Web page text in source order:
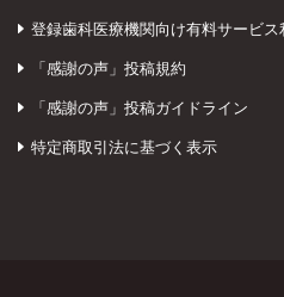
登録歯科医療機関向け有料サービス
「感謝の声」投稿規約
「感謝の声」投稿ガイドライン
特定商取引法に基づく表示